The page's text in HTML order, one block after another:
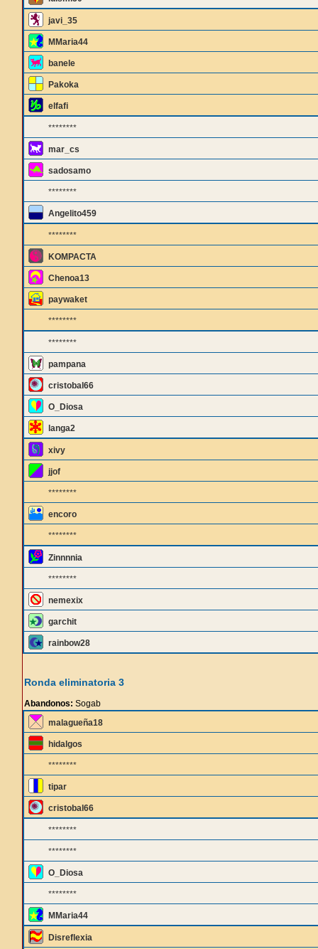
javi_35
MMaria44
banele
Pakoka
elfafi
********
mar_cs
sadosamo
********
Angelito459
********
KOMPACTA
Chenoa13
paywaket
********
********
pampana
cristobal66
O_Diosa
langa2
xivy
jjof
********
encoro
********
Zinnnnia
********
nemexix
garchit
rainbow28
Ronda eliminatoria 3
Abandonos: Sogab
malagueña18
hidalgos
********
tipar
cristobal66
********
********
O_Diosa
********
MMaria44
Disreflexia